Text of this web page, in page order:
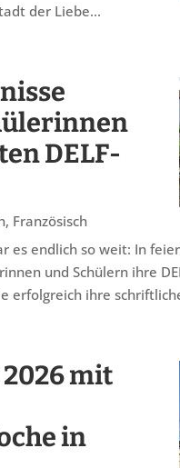
der Liebe...
DELF-
, Französisch
es endlich so weit: In
und Schülern ihre
erfolgreich ihre
mit
in